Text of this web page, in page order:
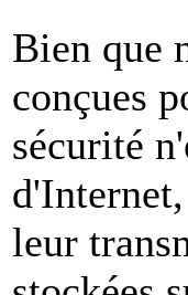
Bien que
conçues
sécurité
leur